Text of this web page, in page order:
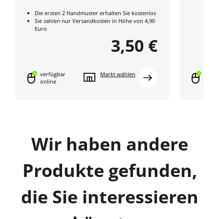
Die ersten 2 Handmuster erhalten Sie kostenlos
Sie zahlen nur Versandkosten in Höhe von 4,90
Euro
3,50 €
verfügbar
online
Markt wählen
Wir haben andere
Produkte gefunden,
die Sie interessieren